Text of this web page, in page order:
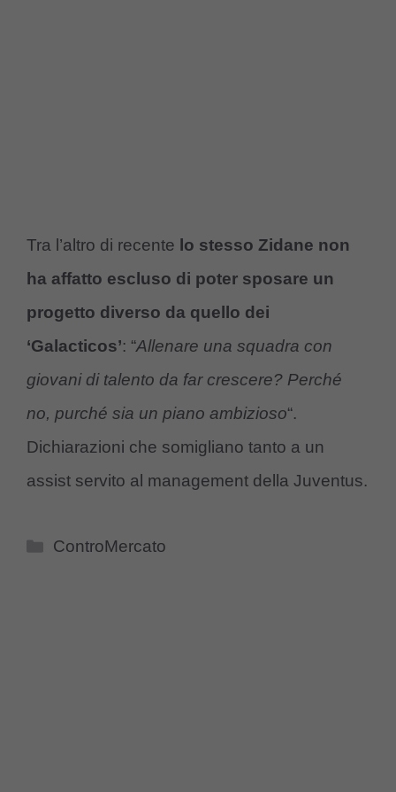
Tra l’altro di recente lo stesso Zidane non
ha affatto escluso di poter sposare un
progetto diverso da quello dei
‘Galacticos’: “Allenare una squadra con
giovani di talento da far crescere? Perché
no, purché sia un piano ambizioso“.
Dichiarazioni che somigliano tanto a un
assist servito al management della Juventus.
Categorie
ControMercato